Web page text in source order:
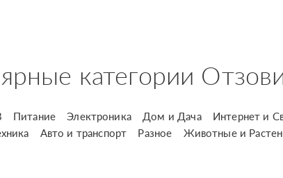
категории
Питание Электроника Дом и Дача Интернет и
Авто и транспорт Разное Животные и